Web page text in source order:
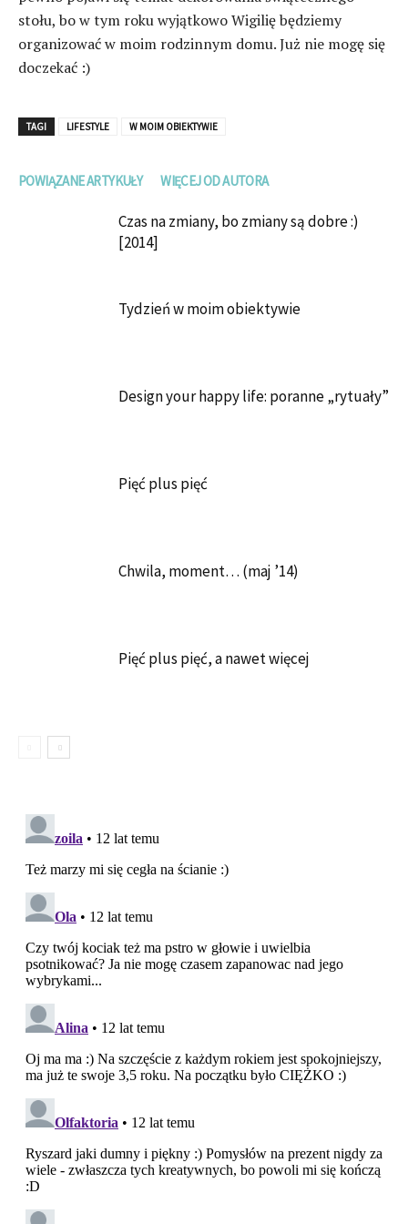
stołu, bo w tym roku wyjątkowo Wigilię będziemy
organizować w moim rodzinnym domu. Już nie mogę się
doczekać :)
TAGI LIFESTYLE W MOIM OBIEKTYWIE
POWIĄZANE ARTYKUŁY WIĘCEJ OD AUTORA
Czas na zmiany, bo zmiany są dobre :)
[2014]
Tydzień w moim obiektywie
Design your happy life: poranne „rytuały”
Pięć plus pięć
Chwila, moment… (maj ’14)
Pięć plus pięć, a nawet więcej